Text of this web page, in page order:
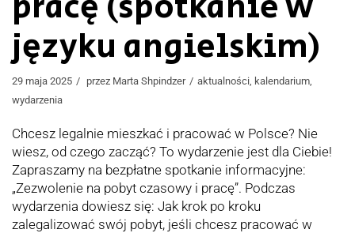
języku angielskim)
29 maja 2025 przez Marta Shpindzer aktualności, kalendarium,
wydarzenia
Chcesz legalnie mieszkać i pracować w Polsce? Nie
wiesz, od czego zacząć? To wydarzenie jest dla Ciebie!
Zapraszamy na bezpłatne spotkanie informacyjne:
„Zezwolenie na pobyt czasowy i pracę”. Podczas
wydarzenia dowiesz się: Jak krok po kroku
zalegalizować swój pobyt, jeśli chcesz pracować w